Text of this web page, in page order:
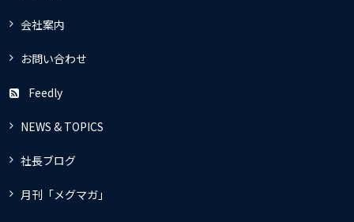
会社案内
お問い合わせ
Feedly
NEWS & TOPICS
社長ブログ
月刊「メグマガ」